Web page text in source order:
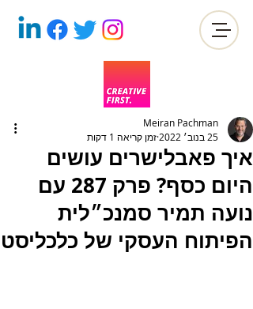
איך פאבלישרים עושים
היום כסף? פרק 287 עם
נועה תמיר סמנכ״לית
הפיתוח העסקי של כלכליסט
Meiran Pachman
25 בנוב׳ 2022
זמן קריאה 1 דקות